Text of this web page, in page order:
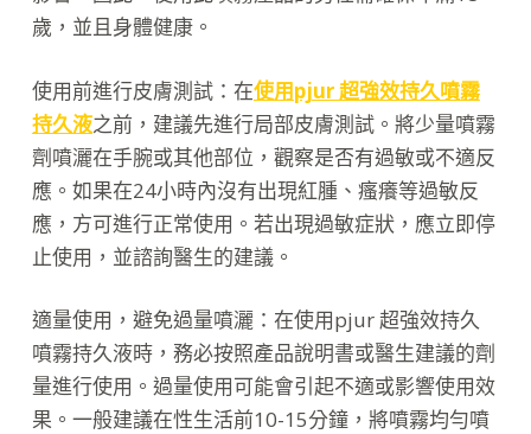
歲，並且身體健康。
使用前進行皮膚測試：在使用pjur 超強效持久噴霧
持久液之前，建議先進行局部皮膚測試。將少量噴霧
劑噴灑在手腕或其他部位，觀察是否有過敏或不適反
應。如果在24小時內沒有出現紅腫、瘙癢等過敏反
應，方可進行正常使用。若出現過敏症狀，應立即停
止使用，並諮詢醫生的建議。
適量使用，避免過量噴灑：在使用pjur 超強效持久
噴霧持久液時，務必按照產品說明書或醫生建議的劑
量進行使用。過量使用可能會引起不適或影響使用效
果。一般建議在性生活前10-15分鐘，將噴霧均勻噴